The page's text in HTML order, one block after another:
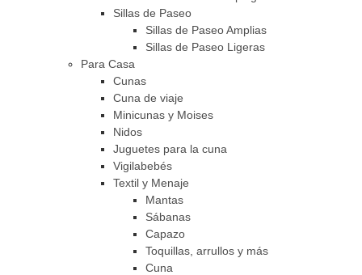
Sillas de Paseo
Sillas de Paseo Amplias
Sillas de Paseo Ligeras
Para Casa
Cunas
Cuna de viaje
Minicunas y Moises
Nidos
Juguetes para la cuna
Vigilabebés
Textil y Menaje
Mantas
Sábanas
Capazo
Toquillas, arrullos y más
Cuna